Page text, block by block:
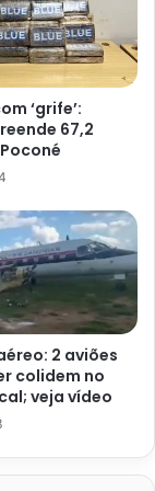
o arroz
são
‘grife’:
67,2
2 aviões
colidem no
veja vídeo